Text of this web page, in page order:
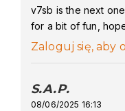
v7sb is the next
for a bit of fun,
Zaloguj się, aby
S.A.P.says:
08/06/2025 16:13